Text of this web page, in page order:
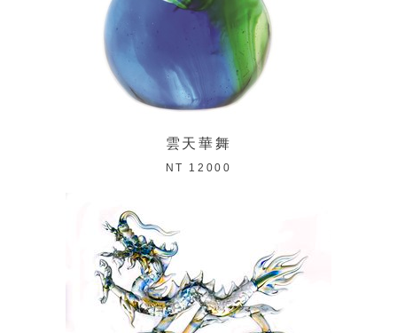
雲天華舞
NT 12000